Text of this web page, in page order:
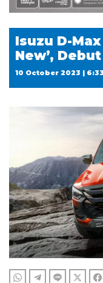
Isuzu D-
New’,
10 October 2023 |
WHATSAPPTELEGRAM
LINE